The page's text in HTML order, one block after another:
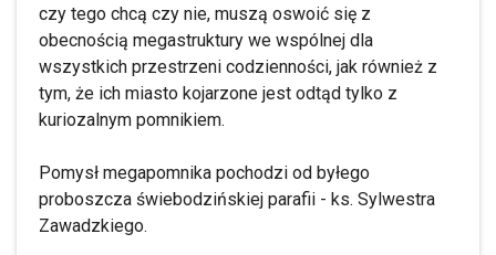
czy tego chcą czy nie, muszą oswoić się z
obecnością megastruktury we wspólnej dla
wszystkich przestrzeni codzienności, jak również z
tym, że ich miasto kojarzone jest odtąd tylko z
kuriozalnym pomnikiem.
Pomysł megapomnika pochodzi od byłego
proboszcza świebodzińskiej parafii - ks. Sylwestra
Zawadzkiego.